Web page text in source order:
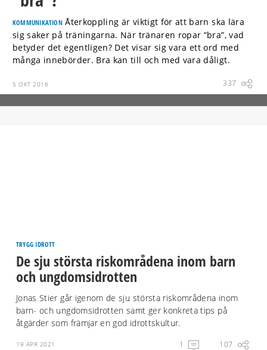
KOMMUNIKATIONÅterkoppling är viktigt för att barn ska lära
sig saker på träningarna. När tränaren ropar ”bra”, vad
betyder det egentligen? Det visar sig vara ett ord med
många innebörder. Bra kan till och med vara dåligt.
5 OKT 2016 337
TRYGG IDROTT
De sju största riskområdena inom barn
och ungdomsidrotten
Jonas Stier går igenom de sju största riskområdena inom
barn- och ungdomsidrotten samt ger konkreta tips på
åtgärder som främjar en god idrottskultur.
19 APR 2021 1 107